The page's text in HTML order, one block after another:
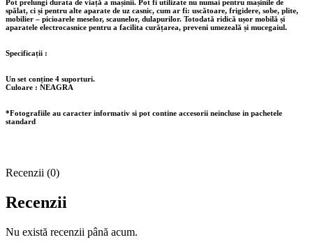
Pot prelungi durata de viață a mașinii. Pot fi utilizate nu numai pentru mașinile de
spălat, ci și pentru alte aparate de uz casnic, cum ar fi: uscătoare, frigidere, sobe, plite,
mobilier – picioarele meselor, scaunelor, dulapurilor. Totodată ridică ușor mobilă și
aparatele electrocasnice pentru a facilita curățarea, preveni umezeală și mucegaiul.
Specificații :
Un set conține 4 suporturi.
Culoare : NEAGRA
*Fotografiile au caracter informativ si pot contine accesorii neincluse in pachetele
standard
Recenzii (0)
Recenzii
Nu există recenzii până acum.